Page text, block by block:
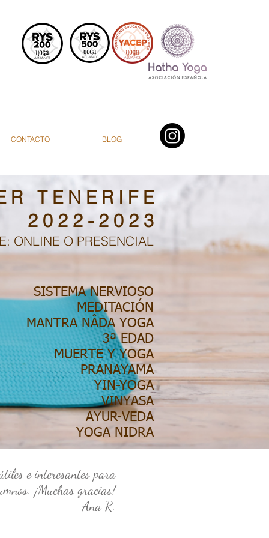
CONTACTO BLOG
R T E N E R I F E
2 0 2 2 - 2 0 2 3
ONLINE O PRESENCIAL
SISTEMA NERVIOSO
MEDITACIÓN
MANTRA NÂDA YOGA
3ª EDAD
MUERTE Y YOGA
PRANAYAMA
YIN-YOGA
VINYASA
AYUR-VEDA
YOGA NIDRA
e interesantes para
¡Muchas gracias!
Ana R.